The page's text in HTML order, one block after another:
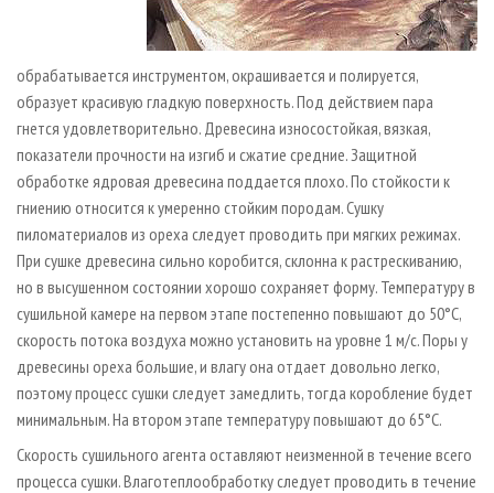
обрабатывается инструментом, окрашивается и полируется,
образует красивую гладкую поверхность. Под действием пара
гнется удовлетворительно. Древесина износостойкая, вязкая,
показатели прочности на изгиб и сжатие средние. Защитной
обработке ядровая древесина поддается плохо. По стойкости к
гниению относится к умеренно стойким породам. Сушку
пиломатериалов из ореха следует проводить при мягких режимах.
При сушке древесина сильно коробится, склонна к растрескиванию,
но в высушенном состоянии хорошо сохраняет форму. Температуру в
сушильной камере на первом этапе постепенно повышают до 50°С,
скорость потока воздуха можно установить на уровне 1 м/с. Поры у
древесины ореха большие, и влагу она отдает довольно легко,
поэтому процесс сушки следует замедлить, тогда коробление будет
минимальным. На втором этапе температуру повышают до 65°С.
Скорость сушильного агента оставляют неизменной в течение всего
процесса сушки. Влаготеплообработку следует проводить в течение